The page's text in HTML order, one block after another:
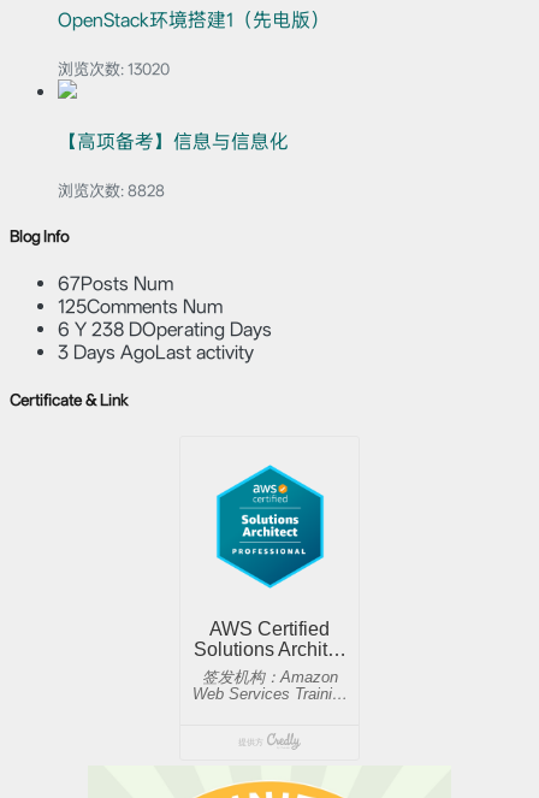
OpenStack环境搭建1（先电版）
浏览次数: 13020
【高项备考】信息与信息化
浏览次数: 8828
Blog Info
67Posts Num
125Comments Num
6 Y 238 DOperating Days
3 Days AgoLast activity
Certificate & Link